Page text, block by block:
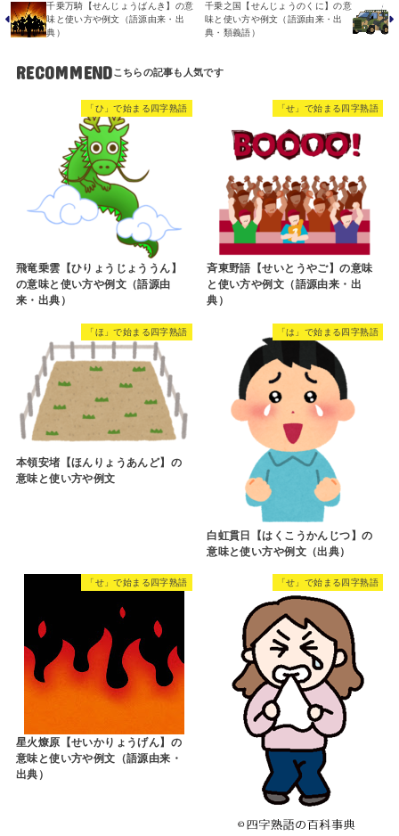
千乗万騎【せんじょうばんき】の意
味と使い方や例文（語源由来・出
典）
千乗之国【せんじょうのくに】の意
味と使い方や例文（語源由来・出
典・類義語）
RECOMMEND
「ひ」で始まる四字熟語
飛竜乗雲【ひりょうじょううん】
の意味と使い方や例文（語源由
来・出典）
「せ」で始まる四字熟語
斉東野語【せいとうやご】の意味
と使い方や例文（語源由来・出
典）
「ほ」で始まる四字熟語
本領安堵【ほんりょうあんど】の
意味と使い方や例文
「は」で始まる四字熟語
白虹貫日【はくこうかんじつ】の
意味と使い方や例文（出典）
「せ」で始まる四字熟語
星火燎原【せいかりょうげん】の
意味と使い方や例文（語源由来・
出典）
「せ」で始まる四字熟語